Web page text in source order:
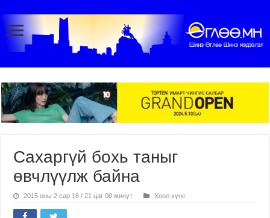
Сахаргүй бохь таныг
өвчлүүлж байна
2015 оны 2 сар 16 / 21 цаг 00 минут Хоол хүнс